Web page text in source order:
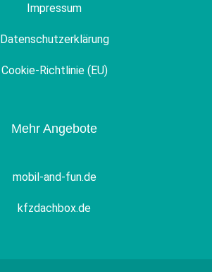
Impressum
Datenschutzerklärung
Cookie-Richtlinie (EU)
Mehr Angebote
mobil-and-fun.de
kfzdachbox.de